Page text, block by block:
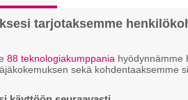
hänen uransa ajan”,
Mount Mary. Orkesterin
ja Otto Haapanen
sisältävä uutuusvideo
tarjotaksemme
88 teknologiakumppania hyödynnämme
sekä kohdentaaksemme